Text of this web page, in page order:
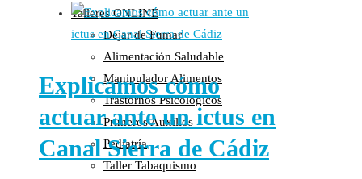
Plataforma
Manifiestos
Comunicados
En nuestra Web
Colaboraciones
Cartas al Director
Medios de Comunicación
Otros
Talleres ONLINE
Dejar de Fumar
Alimentación Saludable
Manipulador Alimentos
Trastornos Psicológicos
Primeros Auxilios
Pediatría
Taller Tabaquismo
Explicamos cómo
actuar ante un ictus en
Canal Sierra de Cádiz